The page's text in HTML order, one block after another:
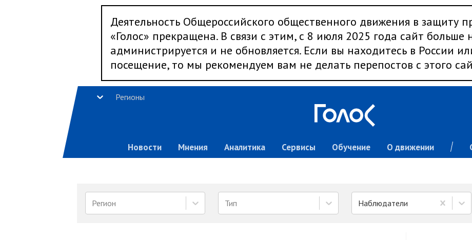
Деятельность Общероссийского общественного движения в защиту
«Голос» прекращена. В связи с этим, с 8 июля 2025 года сайт больше
администрируется и не обновляется. Если вы находитесь в России
посещение, то мы рекомендуем вам не делать перепостов с этого
Регионы
Новости Мнения Аналитика Сервисы Обучение О движении
Регион Тип Наблюдатели